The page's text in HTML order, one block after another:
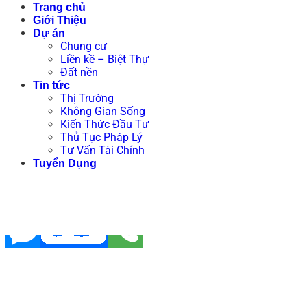
Trang chủ
Giới Thiệu
Dự án
Chung cư
Liền kề – Biệt Thự
Đất nền
Tin tức
Thị Trường
Không Gian Sống
Kiến Thức Đầu Tư
Thủ Tục Pháp Lý
Tư Vấn Tài Chính
Tuyển Dụng